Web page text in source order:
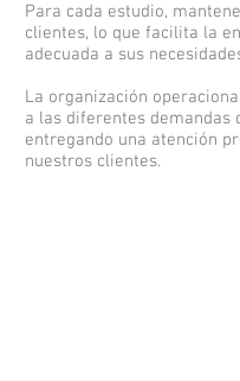
Para cada estudio,
clientes, lo que facilita la
adecuada a sus
La organización
a las diferentes demandas
entregando una atención
nuestros clientes.